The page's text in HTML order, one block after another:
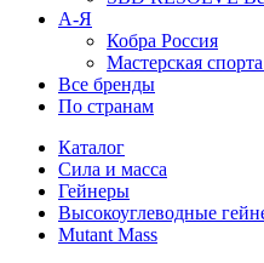
А-Я
Кобра Россия
Мастерская спорта
Все бренды
По странам
Каталог
Сила и масса
Гейнеры
Высокоуглеводные
Mutant Mass